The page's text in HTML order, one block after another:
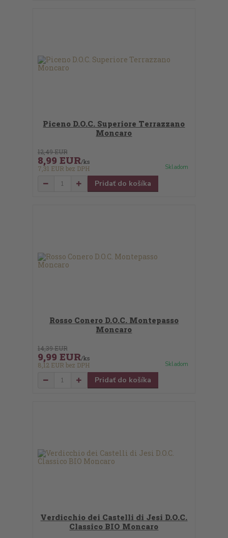
Piceno D.O.C. Superiore Terrazzano
Moncaro
12,49 EUR
8,99 EUR/ks
7,31 EUR bez DPH Skladom
Pridať do košíka
Rosso Conero D.O.C. Montepasso
Moncaro
14,39 EUR
9,99 EUR/ks
8,12 EUR bez DPH Skladom
Pridať do košíka
Verdicchio dei Castelli di Jesi D.O.C.
Classico BIO Moncaro